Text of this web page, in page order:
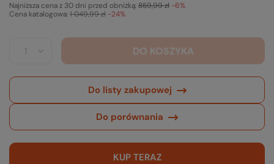
Cena katalogowa:1 049,99 zł -24%
Najniższa cena z 30 dni przed obniżką:859,99 zł -6%
DO KOSZYKA
Do listy zakupowej
Do porównania
KUP TERAZ